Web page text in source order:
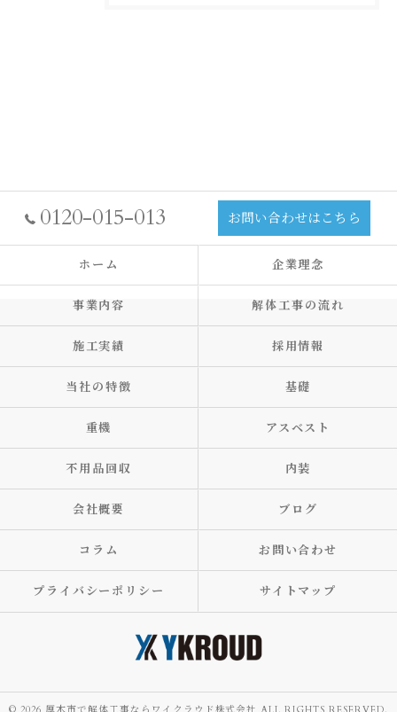
0120-015-013 お問い合わせはこちら
ホーム 企業理念
事業内容 解体工事の流れ
施工実績 採用情報
当社の特徴 基礎
重機 アスベスト
不用品回収 内装
会社概要 ブログ
コラム お問い合わせ
プライバシーポリシー サイトマップ